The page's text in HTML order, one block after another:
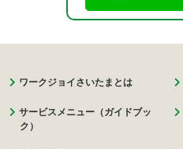
ワークジョイさいたまとは
サービスメニュー（ガイドブッ
ク）